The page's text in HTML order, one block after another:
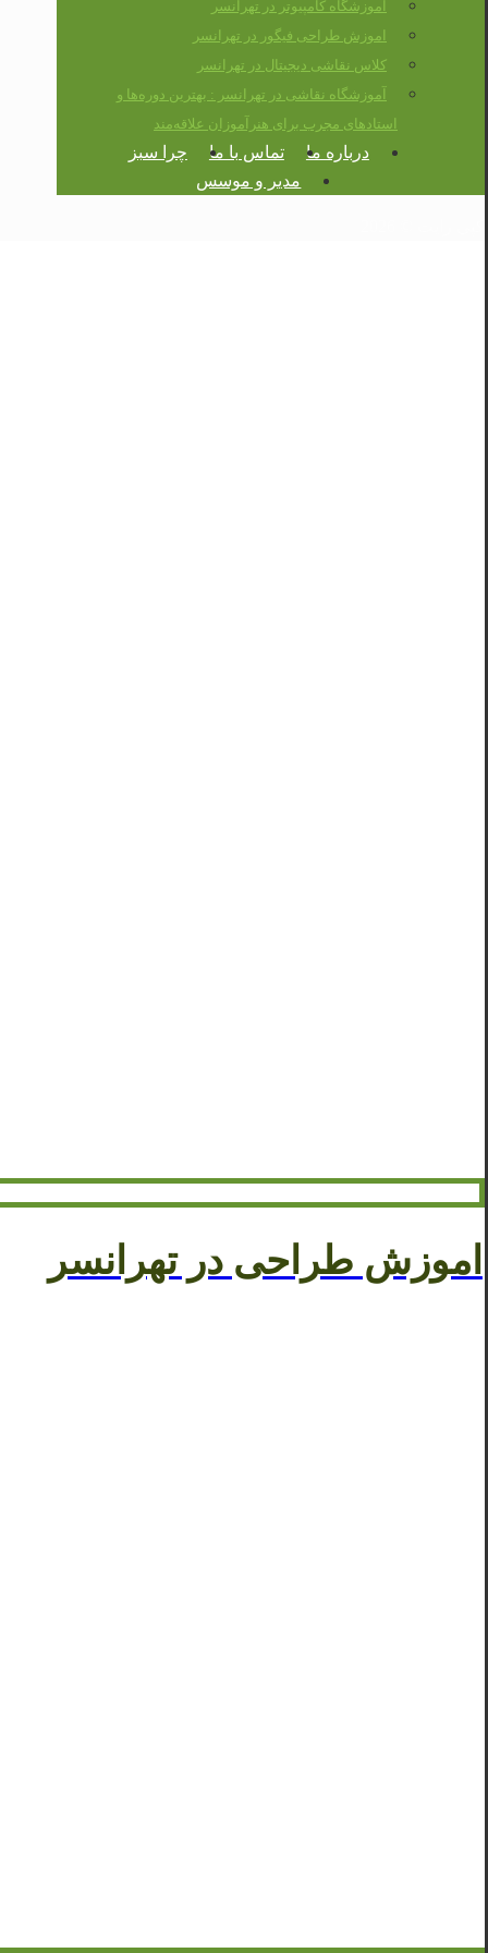
آموزشگاه کامپیوتر در تهرانسر
اموزش طراحی فیگور در تهرانسر
کلاس نقاشی دیجیتال در تهرانسر
آموزشگاه نقاشی در تهرانسر : بهترین دوره‌ها و
استادهای مجرب برای هنرآموزان علاقه‌مند
درباره ما تماس با ما
چرا سبز
مدیر و موسس
اموزش طراحی در تهرانسر